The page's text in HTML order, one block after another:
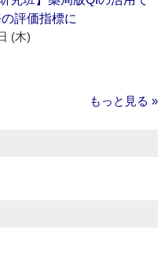
評価指標に
(木)
もっと見る »